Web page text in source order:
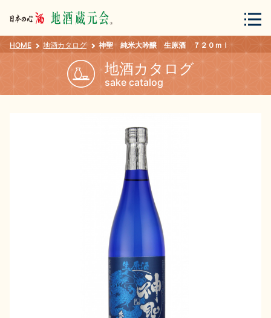
会員登録 ログイン
地酒カタログ
地酒解体新書
HOME 地酒カタログ 神聖 純米大吟醸 生原酒 ７２０ｍｌ
地酒カタログ
sake catalog